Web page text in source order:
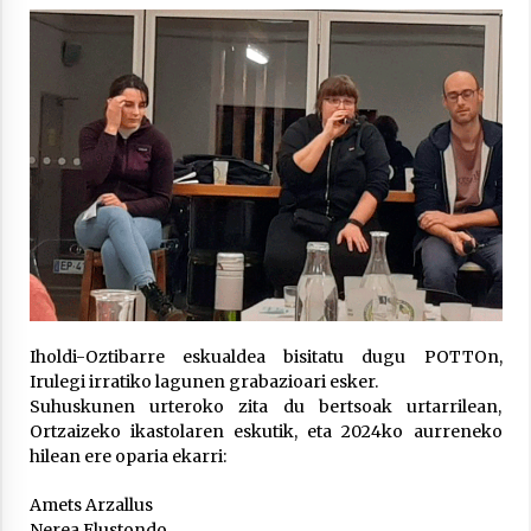
Arrosa sareko IX. topaketak!
2021/10/13
Azaroak 6 Iurretan Arrosa sarearen
IX. topaketak
2021/10/04
Segura irratian Arrosaren 20 urteez
2021/07/22
Arrosari buruzko erreportaia
Iholdi-Oztibarre eskualdea bisitatu dugu POTTOn,
Irulegi irratiko lagunen grabazioari esker.
Suhuskunen urteroko zita du bertsoak urtarrilean,
Ortzaizeko ikastolaren eskutik, eta 2024ko aurreneko
hilean ere oparia ekarri:
Amets Arzallus